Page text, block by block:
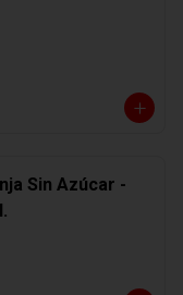
Sin Azúcar -